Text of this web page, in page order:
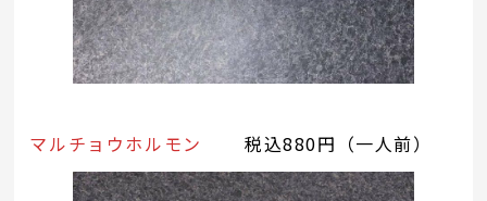
マルチョウホルモン 税込880円（一人前）